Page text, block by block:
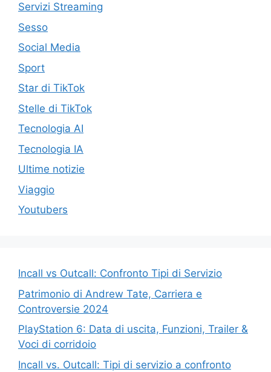
Servizi Streaming
Sesso
Social Media
Sport
Star di TikTok
Stelle di TikTok
Tecnologia AI
Tecnologia IA
Ultime notizie
Viaggio
Youtubers
Incall vs Outcall: Confronto Tipi di Servizio
Patrimonio di Andrew Tate, Carriera e
Controversie 2024
PlayStation 6: Data di uscita, Funzioni, Trailer &
Voci di corridoio
Incall vs. Outcall: Tipi di servizio a confronto